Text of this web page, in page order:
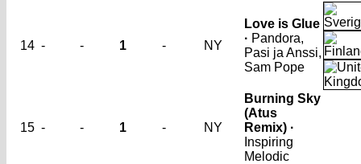
14 - - 1 - NY
Love is Glue
· Pandora,
Pasi ja Anssi,
Sam Pope
15 - - 1 - NY
Burning Sky
(Atus
Remix) ·
Inspiring
Melodic